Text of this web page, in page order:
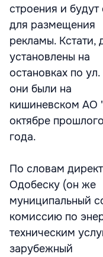
строения и будут
для размещения
рекламы. Кстати,
установлены на
остановках по
они были на
кишиневском АО
октябре прошлого
года.
По словам
Одобеску (он же
муниципальный
комиссию по
техническим
зарубежный